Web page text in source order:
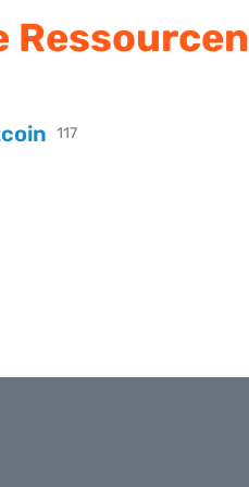
Ressourcen
117